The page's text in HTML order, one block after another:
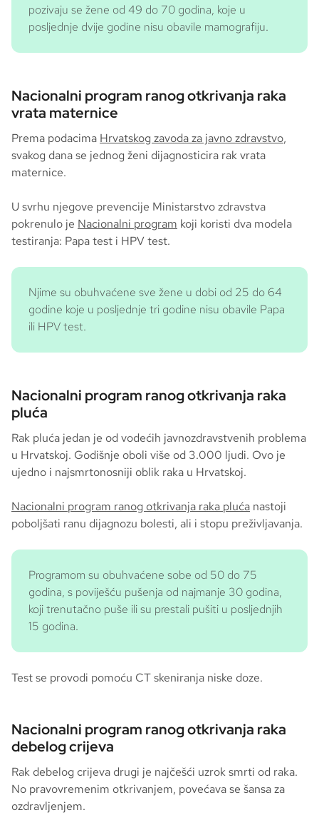
pozivaju se žene od 49 do 70 godina, koje u
posljednje dvije godine nisu obavile mamografiju.
Nacionalni program ranog otkrivanja raka
vrata maternice
Prema podacima Hrvatskog zavoda za javno zdravstvo,
svakog dana se jednog ženi dijagnosticira rak vrata
maternice.
U svrhu njegove prevencije Ministarstvo zdravstva
pokrenulo je Nacionalni program koji koristi dva modela
testiranja: Papa test i HPV test.
Njime su obuhvaćene sve žene u dobi od 25 do 64
godine koje u posljednje tri godine nisu obavile Papa
ili HPV test.
Nacionalni program ranog otkrivanja raka
pluća
Rak pluća jedan je od vodećih javnozdravstvenih problema
u Hrvatskoj. Godišnje oboli više od 3.000 ljudi. Ovo je
ujedno i najsmrtonosniji oblik raka u Hrvatskoj.
Nacionalni program ranog otkrivanja raka pluća nastoji
poboljšati ranu dijagnozu bolesti, ali i stopu preživljavanja.
Programom su obuhvaćene sobe od 50 do 75
godina, s poviješću pušenja od najmanje 30 godina,
koji trenutačno puše ili su prestali pušiti u posljednjih
15 godina.
Test se provodi pomoću CT skeniranja niske doze.
Nacionalni program ranog otkrivanja raka
debelog crijeva
Rak debelog crijeva drugi je najčešći uzrok smrti od raka.
No pravovremenim otkrivanjem, povećava se šansa za
ozdravljenjem.